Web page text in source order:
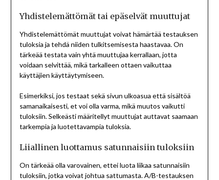
Yhdistelemättömät tai epäselvät muuttujat
Yhdistelemättömät muuttujat voivat hämärtää testauksen
tuloksia ja tehdä niiden tulkitsemisesta haastavaa. On
tärkeää testata vain yhtä muuttujaa kerrallaan, jotta
voidaan selvittää, mikä tarkalleen ottaen vaikuttaa
käyttäjien käyttäytymiseen.
Esimerkiksi, jos testaat sekä sivun ulkoasua että sisältöä
samanaikaisesti, et voi olla varma, mikä muutos vaikutti
tuloksiin. Selkeästi määritellyt muuttujat auttavat saamaan
tarkempia ja luotettavampia tuloksia.
Liiallinen luottamus satunnaisiin tuloksiin
On tärkeää olla varovainen, ettei luota liikaa satunnaisiin
tuloksiin, jotka voivat johtua sattumasta. A/B-testauksen